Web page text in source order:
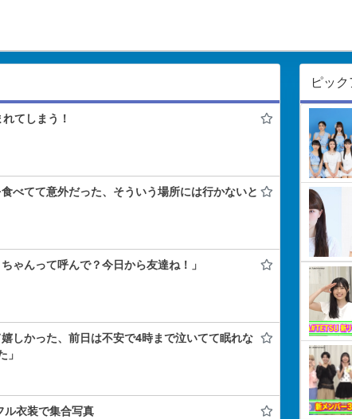
ピッ
てしまう！
べてて意外だった、そういう場所には行かないと
ゃんって呼んで？今日から友達ね！」
しかった、前日は不安で4時まで泣いてて眠れな
」
ル衣装で集合写真